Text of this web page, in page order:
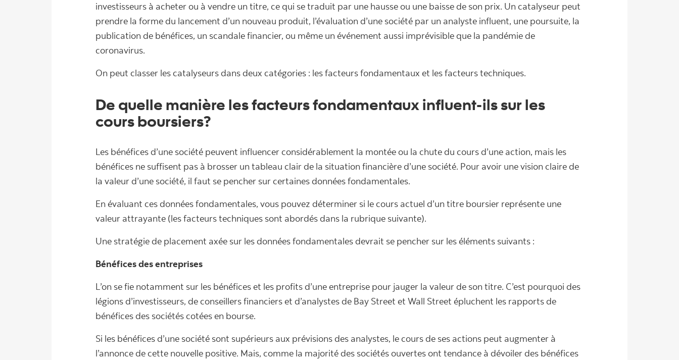
investisseurs à acheter ou à vendre un titre, ce qui se traduit par une hausse ou une baisse de son prix. Un catalyseur peut
prendre la forme du lancement d’un nouveau produit, l’évaluation d’une société par un analyste influent, une poursuite, la
publication de bénéfices, un scandale financier, ou même un événement aussi imprévisible que la pandémie de
coronavirus.
On peut classer les catalyseurs dans deux catégories : les facteurs fondamentaux et les facteurs techniques.
De quelle manière les facteurs fondamentaux influent-ils sur les
cours boursiers?
Les bénéfices d’une société peuvent influencer considérablement la montée ou la chute du cours d’une action, mais les
bénéfices ne suffisent pas à brosser un tableau clair de la situation financière d’une société. Pour avoir une vision claire de
la valeur d’une société, il faut se pencher sur certaines données fondamentales.
En évaluant ces données fondamentales, vous pouvez déterminer si le cours actuel d’un titre boursier représente une
valeur attrayante (les facteurs techniques sont abordés dans la rubrique suivante).
Une stratégie de placement axée sur les données fondamentales devrait se pencher sur les éléments suivants :
Bénéfices des entreprises
L’on se fie notamment sur les bénéfices et les profits d’une entreprise pour jauger la valeur de son titre. C’est pourquoi des
légions d’investisseurs, de conseillers financiers et d’analystes de Bay Street et Wall Street épluchent les rapports de
bénéfices des sociétés cotées en bourse.
Si les bénéfices d’une société sont supérieurs aux prévisions des analystes, le cours de ses actions peut augmenter à
l’annonce de cette nouvelle positive. Mais, comme la majorité des sociétés ouvertes ont tendance à dévoiler des bénéfices